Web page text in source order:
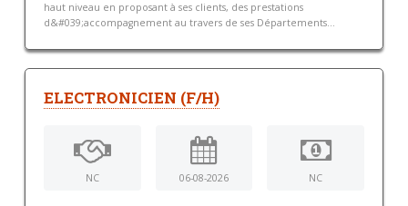
haut niveau en proposant à ses clients, des prestations
d&#039;accompagnement au travers de ses Départements...
ELECTRONICIEN (F/H)
NC 06-08-2026 NC